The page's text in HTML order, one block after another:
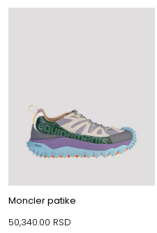
Moncler patike
50,340.00 RSD